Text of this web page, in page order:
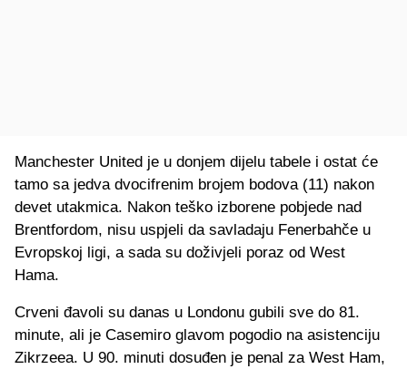
Manchester United je u donjem dijelu tabele i ostat će
tamo sa jedva dvocifrenim brojem bodova (11) nakon
devet utakmica. Nakon teško izborene pobjede nad
Brentfordom, nisu uspjeli da savladaju Fenerbahče u
Evropskoj ligi, a sada su doživjeli poraz od West
Hama.
Crveni đavoli su danas u Londonu gubili sve do 81.
minute, ali je Casemiro glavom pogodio na asistenciju
Zikrzeea. U 90. minuti dosuđen je penal za West Ham,